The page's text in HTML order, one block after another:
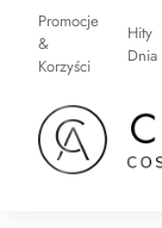
Promocje
&
Korzyści
Hity
Dnia